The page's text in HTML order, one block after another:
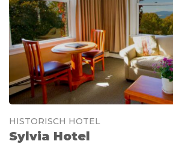
HISTORISCH HOTEL
Sylvia Hotel